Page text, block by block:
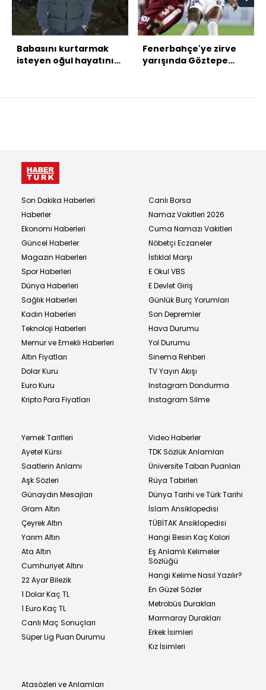
Babasını kurtarmak
isteyen oğul hayatını
Fenerbahçe'ye zirve
yarışında Göztepe
Son Dakika Haberleri
Haberler
Ekonomi Haberleri
Güncel Haberler
Magazin Haberleri
Spor Haberleri
Dünya Haberleri
Sağlık Haberleri
Kadın Haberleri
Teknoloji Haberleri
Memur ve Emekli Haberleri
Altın Fiyatları
Dolar Kuru
Euro Kuru
Kripto Para Fiyatları
Canlı Borsa
Namaz Vakitleri 2026
Cuma Namazı Vakitleri
Nöbetçi Eczaneler
İstiklal Marşı
E Okul VBS
E Devlet Giriş
Günlük Burç Yorumları
Son Depremler
Hava Durumu
Yol Durumu
Sinema Rehberi
TV Yayın Akışı
Instagram Dondurma
Instagram Silme
Yemek Tarifleri
Ayetel Kürsi
Saatlerin Anlamı
Aşk Sözleri
Günaydın Mesajları
Gram Altın
Çeyrek Altın
Yarım Altın
Ata Altın
Cumhuriyet Altını
22 Ayar Bilezik
1 Dolar Kaç TL
1 Euro Kaç TL
Canlı Maç Sonuçları
Süper Lig Puan Durumu
Video Haberler
TDK Sözlük Anlamları
Üniversite Taban Puanları
Rüya Tabirleri
Dünya Tarihi ve Türk Tarihi
İslam Ansiklopedisi
TÜBİTAK Ansiklopedisi
Hangi Besin Kaç Kalori
Eş Anlamlı Kelimeler
Sözlüğü
Hangi Kelime Nasıl Yazılır?
En Güzel Sözler
Metrobüs Durakları
Marmaray Durakları
Erkek İsimleri
Kız İsimleri
Atasözleri ve Anlamları